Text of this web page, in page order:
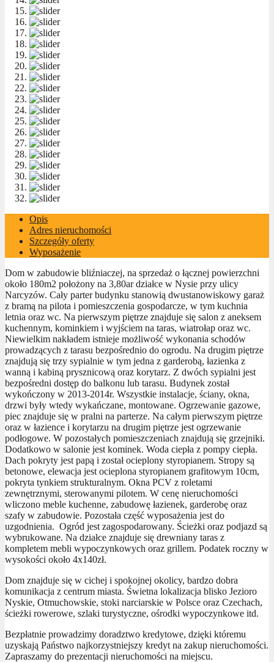
Opis
Adres nieruchomości
Szczegóły oferty
Wyposażenie
Dom w zabudowie bliźniaczej, na sprzedaż o łącznej powierzchni
około 180m2 położony na 3,80ar działce w Nysie przy ulicy
Narcyzów. Cały parter budynku stanowią dwustanowiskowy garaż
z bramą na pilota i pomieszczenia gospodarcze, w tym kuchnia
letnia oraz wc. Na pierwszym piętrze znajduje się salon z aneksem
kuchennym, kominkiem i wyjściem na taras, wiatrołap oraz wc.
Niewielkim nakładem istnieje możliwość wykonania schodów
prowadzących z tarasu bezpośrednio do ogrodu. Na drugim piętrze
znajdują się trzy sypialnie w tym jedna z garderobą, łazienka z
wanną i kabiną prysznicową oraz korytarz. Z dwóch sypialni jest
bezpośredni dostęp do balkonu lub tarasu. Budynek został
wykończony w 2013-2014r. Wszystkie instalacje, ściany, okna,
drzwi były wtedy wykańczane, montowane. Ogrzewanie gazowe,
piec znajduje się w pralni na parterze. Na całym pierwszym piętrze
oraz w łazience i korytarzu na drugim piętrze jest ogrzewanie
podłogowe. W pozostałych pomieszczeniach znajdują się grzejniki.
Dodatkowo w salonie jest kominek. Woda ciepła z pompy ciepła.
Dach pokryty jest papą i został ocieplony styropianem. Stropy są
betonowe, elewacja jest ocieplona styropianem grafitowym 10cm,
pokryta tynkiem strukturalnym. Okna PCV z roletami
zewnętrznymi, sterowanymi pilotem. W cenę nieruchomości
wliczono meble kuchenne, zabudowę łazienek, garderobę oraz
szafy w zabudowie. Pozostała część wyposażenia jest do
uzgodnienia. Ogród jest zagospodarowany. Ścieżki oraz podjazd są
wybrukowane. Na działce znajduje się drewniany taras z
kompletem mebli wypoczynkowych oraz grillem. Podatek roczny w
wysokości około 4x140zł.
Dom znajduje się w cichej i spokojnej okolicy, bardzo dobra
komunikacja z centrum miasta. Świetna lokalizacja blisko Jezioro
Nyskie, Otmuchowskie, stoki narciarskie w Polsce oraz Czechach,
ścieżki rowerowe, szlaki turystyczne, ośrodki wypoczynkowe itd.
Bezpłatnie prowadzimy doradztwo kredytowe, dzięki któremu
uzyskają Państwo najkorzystniejszy kredyt na zakup nieruchomości.
Zapraszamy do prezentacji nieruchomości na miejscu.